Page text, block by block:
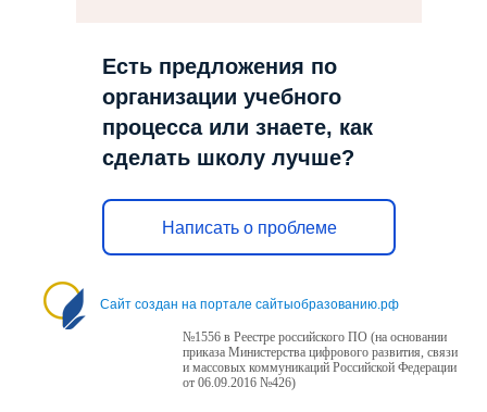
Есть предложения по
организации учебного
процесса или знаете, как
сделать школу лучше?
Написать о проблеме
Сайт создан на портале сайтыобразованию.рф
№1556 в Реестре российского ПО (на основании
приказа Министерства цифрового развития, связи
и массовых коммуникаций Российской Федерации
от 06.09.2016 №426)